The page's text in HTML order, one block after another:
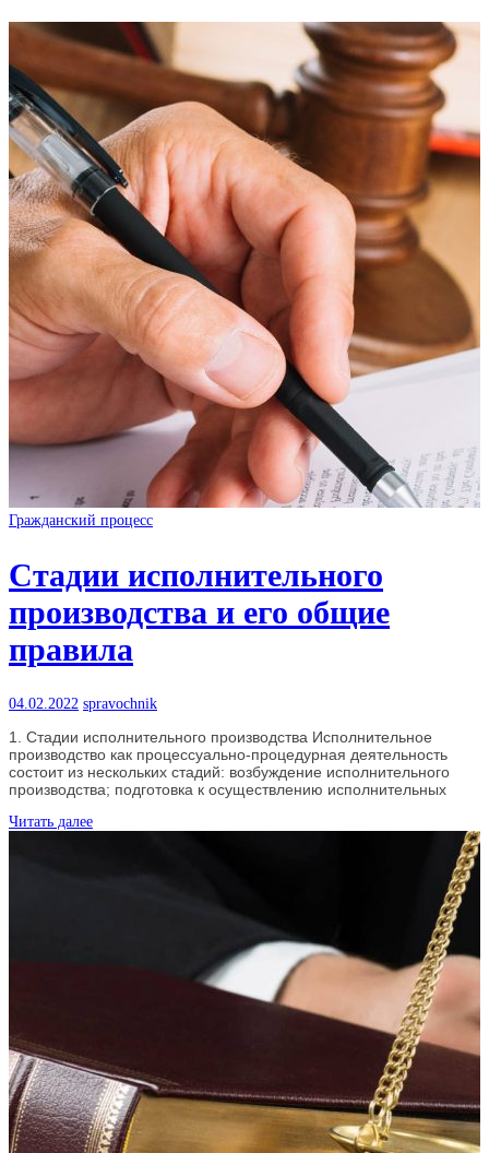
Гражданский процесс
Стадии исполнительного
производства и его общие
правила
04.02.2022 spravochnik
1. Стадии исполнительного производства Исполнительное
производство как процессуально-процедурная деятельность
состоит из нескольких стадий: возбуждение исполнительного
производства; подготовка к осуществлению исполнительных
Читать далее